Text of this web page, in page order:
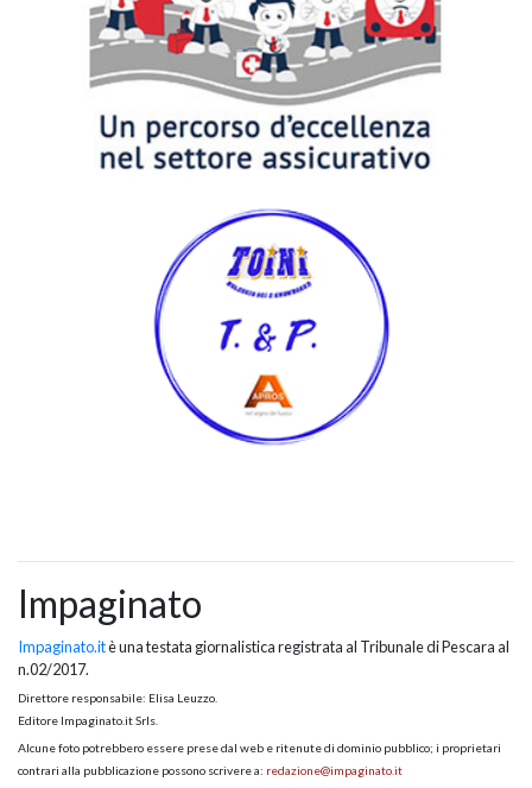
Impaginato
Impaginato.itè una testata giornalistica registrata al Tribunale di Pescara al
n.02/2017.
Direttore responsabile: Elisa Leuzzo.
Editore Impaginato.it Srls.
Alcune foto potrebbero essere prese dal web e ritenute di dominio pubblico; i proprietari
contrari alla pubblicazione possono scrivere a: redazione@impaginato.it